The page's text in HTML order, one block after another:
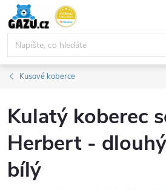
Přejít
obsah
Kusové koberce
Kulatý koberec
Herbert -
bílý